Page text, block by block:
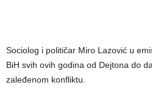
Sociolog i političar Miro Lazović u
BiH svih ovih godina od Dejtona do
zaleđenom konfliktu.